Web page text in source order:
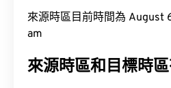
來源時區目前時間為
am
來源時區和目標時